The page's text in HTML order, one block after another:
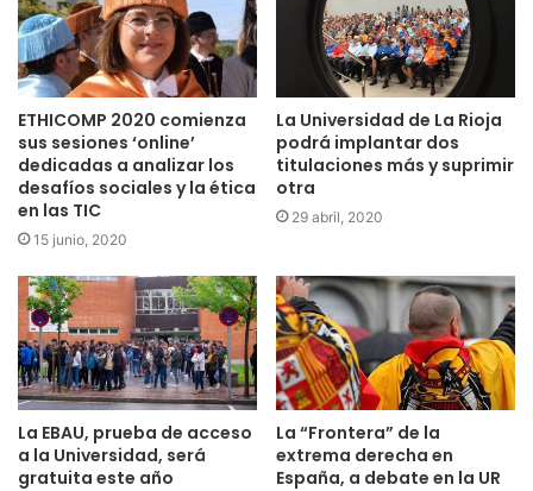
ETHICOMP 2020 comienza
sus sesiones ‘online’
dedicadas a analizar los
desafíos sociales y la ética
en las TIC
15 junio, 2020
La Universidad de La Rioja
podrá implantar dos
titulaciones más y suprimir
otra
29 abril, 2020
La EBAU, prueba de acceso
a la Universidad, será
gratuita este año
La “Frontera” de la
extrema derecha en
España, a debate en la UR